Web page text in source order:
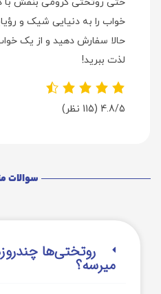
خواب را به دنیایی شیک و
حالا سفارش دهید و از یک
لذت ببرید!
4.8/5 (115 نظر)
سوالات
روتختی‌‌ها
میرسه؟